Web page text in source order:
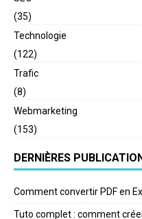
(35)
Technologie
(122)
Trafic
(8)
Webmarketing
(153)
DERNIÈRES
Comment convertir PDF en
Tuto complet : comment